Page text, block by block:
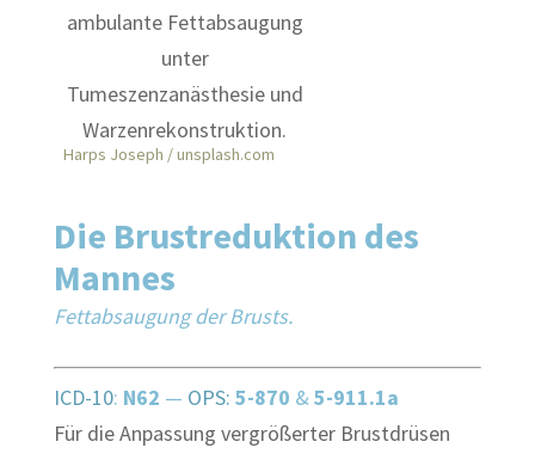
Harps Joseph / unsplash.com
Die Brustreduktion des
Mannes
Fettabsaugung der Brusts.
ICD-10: N62 — OPS: 5-870 &5-911.1a
Für die Anpassung vergrößerter Brustdrüsen